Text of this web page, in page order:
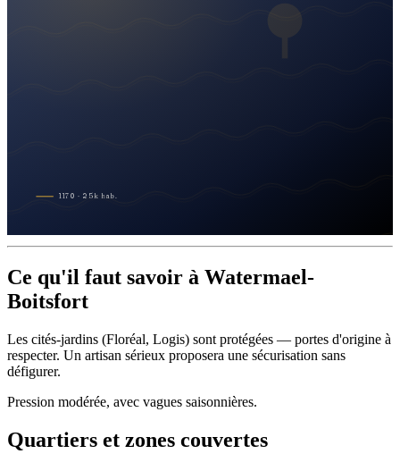
1170 · 25 k hab.
Ce qu'il faut savoir à Watermael-
Boitsfort
Les cités-jardins (Floréal, Logis) sont protégées — portes d'origine à
respecter. Un artisan sérieux proposera une sécurisation sans
défigurer.
Pression modérée, avec vagues saisonnières.
Quartiers et zones couvertes